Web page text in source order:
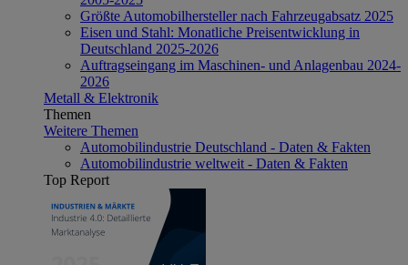
Größte Automobilhersteller nach Fahrzeugabsatz 2025
Eisen und Stahl: Monatliche Preisentwicklung in
Deutschland 2025-2026
Auftragseingang im Maschinen- und Anlagenbau 2024-
2026
Metall & Elektronik
Themen
Weitere Themen
Automobilindustrie Deutschland - Daten & Fakten
Automobilindustrie weltweit - Daten & Fakten
Top Report